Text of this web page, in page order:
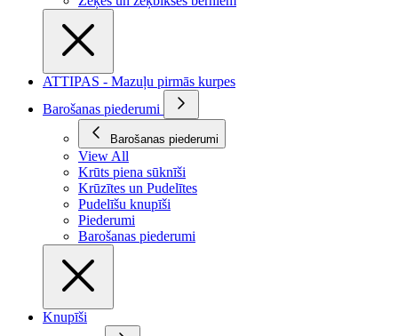
ATTIPAS - Mazuļu pirmās kurpes
Barošanas piederumi
Barošanas piederumi
View All
Krūts piena sūknīši
Krūzītes un Pudelītes
Pudelīšu knupīši
Piederumi
Barošanas piederumi
Knupīši